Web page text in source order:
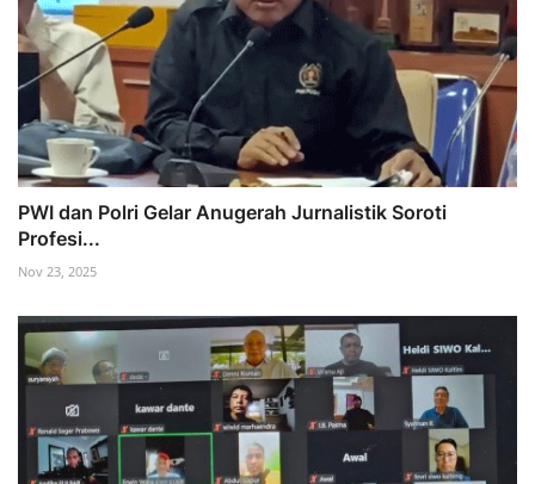
PWI dan Polri Gelar Anugerah Jurnalistik Soroti
Profesi...
Nov 23, 2025